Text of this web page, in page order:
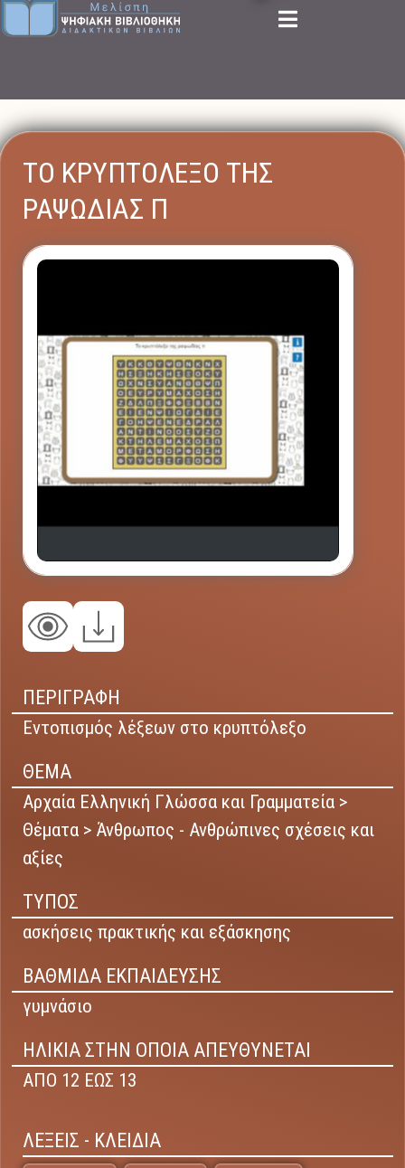
ΤΟ ΚΡΥΠΤΟΛΕΞΟ ΤΗΣ
ΡΑΨΩΔΙΑΣ Π
ΠΕΡΙΓΡΑΦΗ
Εντοπισμός λέξεων στο κρυπτόλεξο
ΘΕΜΑ
Αρχαία Ελληνική Γλώσσα και Γραμματεία >
Θέματα > Άνθρωπος - Ανθρώπινες σχέσεις και
αξίες
ΤΥΠΟΣ
ασκήσεις πρακτικής και εξάσκησης
ΒΑΘΜΙΔΑ ΕΚΠΑΙΔΕΥΣΗΣ
γυμνάσιο
ΗΛΙΚΙΑ ΣΤΗΝ ΟΠΟΙΑ ΑΠΕΥΘΥΝΕΤΑΙ
ΑΠΟ 12 ΕΩΣ 13
ΛΕΞΕΙΣ - ΚΛΕΙΔΙΑ